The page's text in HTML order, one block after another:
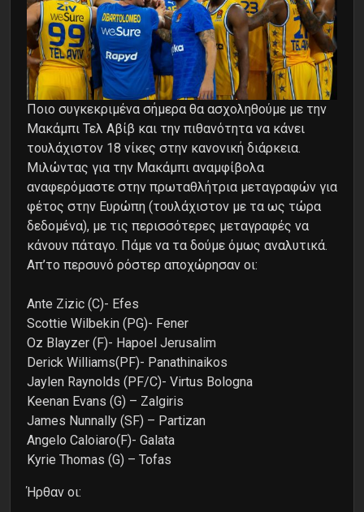
Ποιο συγκεκριμένα σήμερα θα ασχοληθούμε με την
Μακάμπι Τελ Αβίβ και την πιθανότητα να κάνει
τουλάχιστον 18 νίκες στην κανονική διάρκεια.
Μιλώντας για την Μακάμπι αναμφίβολα
αναφερόμαστε στην πρωταθλήτρια μεταγραφών για
φέτος στην Ευρώπη (τουλάχιστον με τα ως τώρα
δεδομένα), με τις περισσότερες μεταγραφές να
κάνουν πάταγο. Πάμε να τα δούμε όμως αναλυτικά.
Απ’το περσυνό ρόστερ αποχώρησαν οι:
Ante Zizic (C)- Efes
Scottie Wilbekin (PG)- Fener
Oz Blayzer (F)- Hapoel Jerusalim
Derick Williams(PF)- Panathinaikos
Jaylen Raynolds (PF/C)- Virtus Bologna
Keenan Evans (G) – Zalgiris
James Nunnally (SF) – Partizan
Angelo Caloiaro(F)- Galata
Kyrie Thomas (G) – Tofas
Ήρθαν οι: